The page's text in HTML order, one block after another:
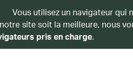
Vous utilisez un navigateur qui
site soit la meilleure, nous
pris en charge.